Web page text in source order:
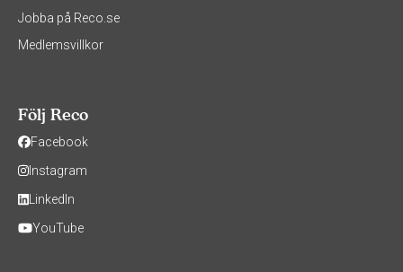
Jobba på Reco.se
Medlemsvillkor
Följ Reco
Facebook
Instagram
LinkedIn
YouTube